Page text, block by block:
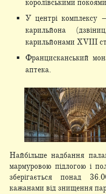
королівськими
У центрі комплексу
карильйона
карильйонами XVIII
Францисканський
аптека.
Найбільше надбання
мармуровою підлогою і
зберігається понад
кажанами від знищення